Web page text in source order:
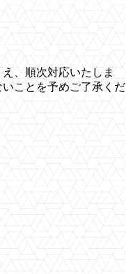
、順次対応いたしま
ことを予めご了承くだ